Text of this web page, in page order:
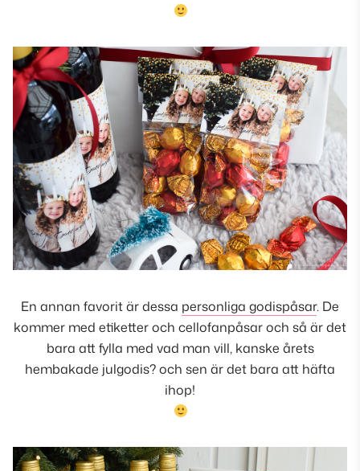
En annan favorit är dessa personliga godispåsar. De
kommer med etiketter och cellofanpåsar och så är det
bara att fylla med vad man vill, kanske årets
hembakade julgodis? och sen är det bara att häfta
ihop!